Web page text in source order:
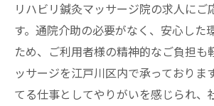
リハビリ鍼灸マッサージ院の求人にご
す。通院介助の必要がなく、安心した
ため、ご利用者様の精神的なご負担も
ッサージを江戸川区内で承っておりま
てる仕事としてやりがいを感じられ、